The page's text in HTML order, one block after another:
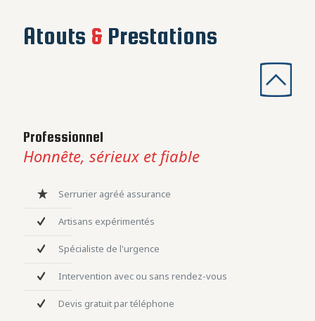
Atouts & Prestations
Professionnel
Honnête, sérieux et fiable
Serrurier agréé assurance
Artisans expérimentés
Spécialiste de l'urgence
Intervention avec ou sans rendez-vous
Devis gratuit par téléphone